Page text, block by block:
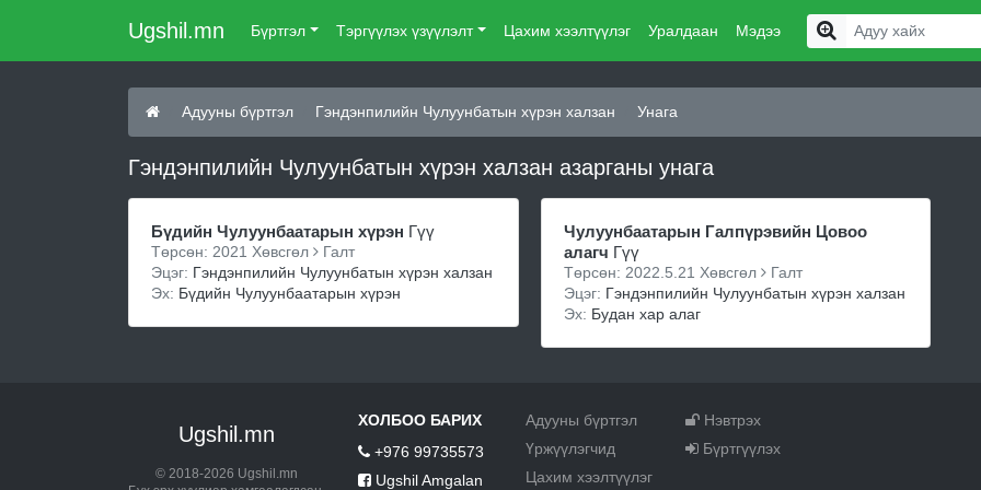
Ugshil.mn Бүртгэл Тэргүүлэх үзүүлэлт Цахим хээлтүүлэг Уралдаан Мэдээ
Адууны бүртгэл Гэндэнпилийн Чулуунбатын хүрэн халзан Унага
Гэндэнпилийн Чулуунбатын хүрэн халзан азарганы унага
Бүдийн Чулуунбаатарын хүрэн Гүү
Төрсөн: 2021 Хөвсгөл
Галт
Эцэг: Гэндэнпилийн Чулуунбатын хүрэн халзан
Эх: Бүдийн Чулуунбаатарын хүрэн
Чулуунбаатарын Галпүрэвийн Цовоо
алагч Гүү
Төрсөн: 2022.5.21 Хөвсгөл Галт
Эцэг: Гэндэнпилийн Чулуунбатын хүрэн халзан
Эх: Будан хар алаг
Ugshil.mn
© 2018-2026 Ugshil.mn
ХОЛБОО БАРИХ
+976 99735573
Ugshil Amgalan
Адууны бүртгэл
Үржүүлэгчид
Цахим хээлтүүлэг
Нэвтрэх
Бүртгүүлэх